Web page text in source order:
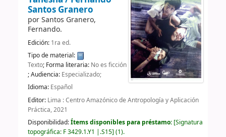
Santos Granero
porSantos Granero,
Fernando.
Edición: 1ra ed.
Tipo de material:
Texto; Forma literaria: No es ficción
; Audiencia: Especializado;
Idioma: Español
Editor: Lima : Centro Amazónico de Antropología y Aplicación
Práctica, 2021
Disponibilidad:Ítems disponibles para préstamo: Signatura
topográfica: F 3429.1.Y1 |.S15 (1).